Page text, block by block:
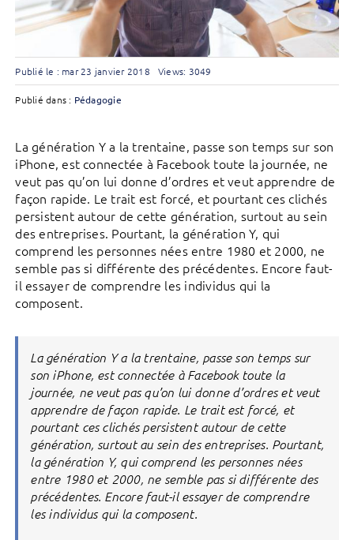
Publié le : mar 23 janvier 2018 Views: 3049
Publié dans : Pédagogie
La génération Y a la trentaine, passe son temps sur son
iPhone, est connectée à Facebook toute la journée, ne
veut pas qu’on lui donne d’ordres et veut apprendre de
façon rapide. Le trait est forcé, et pourtant ces clichés
persistent autour de cette génération, surtout au sein
des entreprises. Pourtant, la génération Y, qui
comprend les personnes nées entre 1980 et 2000, ne
semble pas si différente des précédentes. Encore faut-
il essayer de comprendre les individus qui la
composent.
La génération Y a la trentaine, passe son temps sur
son iPhone, est connectée à Facebook toute la
journée, ne veut pas qu’on lui donne d’ordres et veut
apprendre de façon rapide. Le trait est forcé, et
pourtant ces clichés persistent autour de cette
génération, surtout au sein des entreprises. Pourtant,
la génération Y, qui comprend les personnes nées
entre 1980 et 2000, ne semble pas si différente des
précédentes. Encore faut-il essayer de comprendre
les individus qui la composent.